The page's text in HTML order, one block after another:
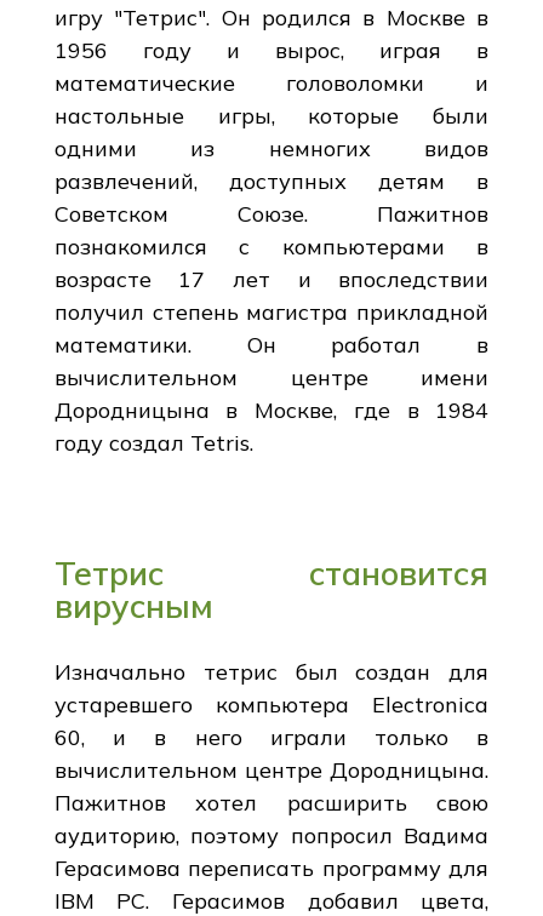
игру "Тетрис". Он родился в Москве в
1956 году и вырос, играя в
математические головоломки и
настольные игры, которые были
одними из немногих видов
развлечений, доступных детям в
Советском Союзе. Пажитнов
познакомился с компьютерами в
возрасте 17 лет и впоследствии
получил степень магистра прикладной
математики. Он работал в
вычислительном центре имени
Дородницына в Москве, где в 1984
году создал Tetris.
Тетрис становится
вирусным
Изначально тетрис был создан для
устаревшего компьютера Electronica
60, и в него играли только в
вычислительном центре Дородницына.
Пажитнов хотел расширить свою
аудиторию, поэтому попросил Вадима
Герасимова переписать программу для
IBM PC. Герасимов добавил цвета,